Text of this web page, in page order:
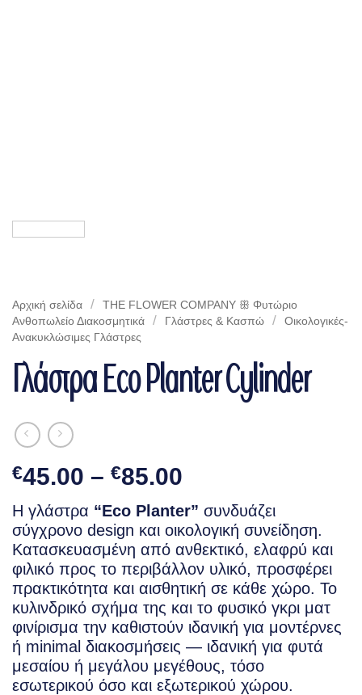
Αρχική σελίδα /
THE FLOWER COMPANY ꕥ Φυτώριο
Aνθοπωλείο Διακοσμητικά
/ Γλάστρες & Κασπώ /
Οικολογικές-
Ανακυκλώσιμες Γλάστρες
Γλάστρα Eco Planter Cylinder
€45.00 – €85.00
range:
€45.00
through
€85.00
Η γλάστρα “Eco Planter” συνδυάζει
σύγχρονο design και οικολογική συνείδηση.
Κατασκευασμένη από ανθεκτικό, ελαφρύ και
φιλικό προς το περιβάλλον υλικό, προσφέρει
πρακτικότητα και αισθητική σε κάθε χώρο. Το
κυλινδρικό σχήμα της και το φυσικό γκρι ματ
φινίρισμα την καθιστούν ιδανική για μοντέρνες
ή minimal διακοσμήσεις — ιδανική για φυτά
μεσαίου ή μεγάλου μεγέθους, τόσο
εσωτερικού όσο και εξωτερικού χώρου.